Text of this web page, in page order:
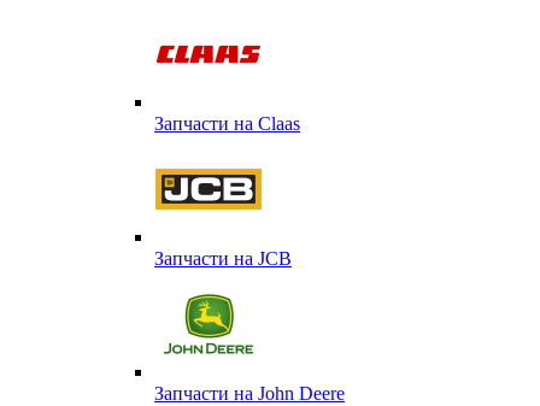
Запчасти на Сlaas
Запчасти на JCB
Запчасти на John Deere